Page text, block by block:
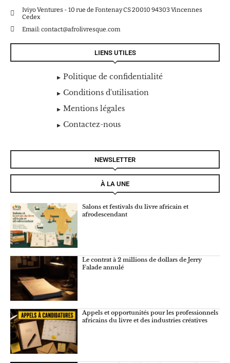
Iviyo Ventures - 10 rue de Fontenay CS 20010 94303 Vincennes
Cedex
Email: contact@afrolivresque.com
LIENS UTILES
Politique de confidentialité
Conditions d'utilisation
Mentions légales
Contactez-nous
NEWSLETTER
À LA UNE
Salons et festivals du livre africain et
afrodescendant
Le contrat à 2 millions de dollars de Jerry
Falade annulé
Appels et opportunités pour les professionnels
africains du livre et des industries créatives